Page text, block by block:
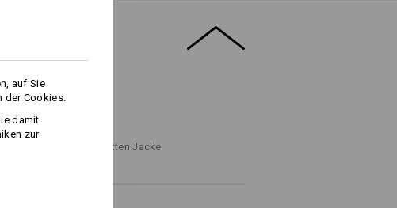
JACKENFINDER
In 3 Schritten zur perfekten Jacke
auf Sie
Cookies.
damit
zur